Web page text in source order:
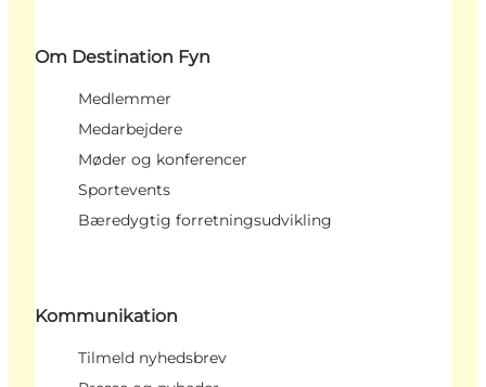
Om Destination Fyn
Medlemmer
Medarbejdere
Møder og konferencer
Sportevents
Bæredygtig forretningsudvikling
Kommunikation
Tilmeld nyhedsbrev